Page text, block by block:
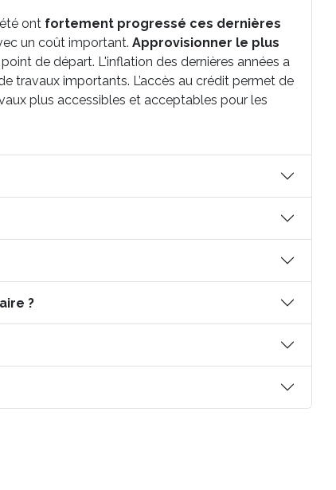
ont fortement progressé ces dernières
un coût important. Approvisionner le plus
de départ. L'inflation des dernières années a
travaux importants. L’accès au crédit permet de
plus accessibles et acceptables pour les
?